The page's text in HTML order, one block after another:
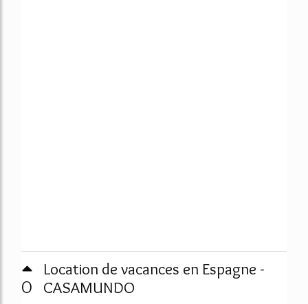
0
Location de vacances en Espagne -
CASAMUNDO